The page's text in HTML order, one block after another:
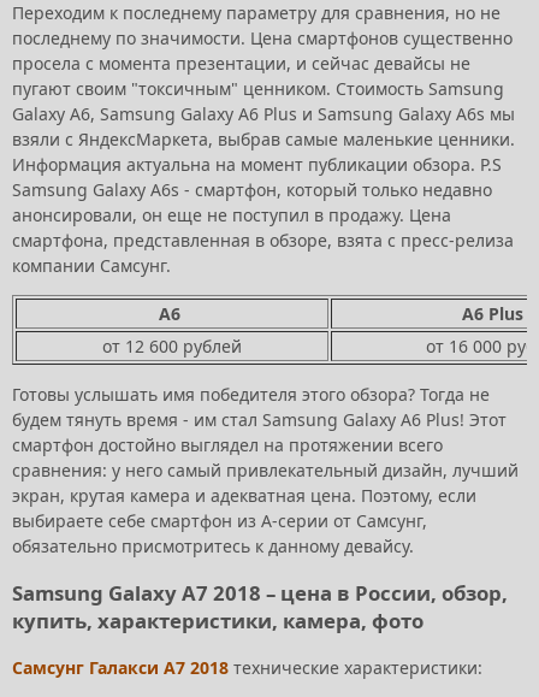
Переходим к последнему параметру для сравнения, но не
последнему по значимости. Цена смартфонов существенно
просела с момента презентации, и сейчас девайсы не
пугают своим "токсичным" ценником. Стоимость Samsung
Galaxy A6, Samsung Galaxy A6 Plus и Samsung Galaxy A6s мы
взяли с ЯндексМаркета, выбрав самые маленькие ценники.
Информация актуальна на момент публикации обзора. P.S
Samsung Galaxy A6s - смартфон, который только недавно
анонсировали, он еще не поступил в продажу. Цена
смартфона, представленная в обзоре, взята с пресс-релиза
компании Самсунг.
A6
A6 Plus
от 12 600 рублей
от 16 000
Готовы услышать имя победителя этого обзора? Тогда не
будем тянуть время - им стал Samsung Galaxy A6 Plus! Этот
смартфон достойно выглядел на протяжении всего
сравнения: у него самый привлекательный дизайн, лучший
экран, крутая камера и адекватная цена. Поэтому, если
выбираете себе смартфон из А-серии от Самсунг,
обязательно присмотритесь к данному девайсу.
Samsung Galaxy A7 2018 – цена в России, обзор,
купить, характеристики, камера, фото
Самсунг Галакси А7 2018 технические характеристики: